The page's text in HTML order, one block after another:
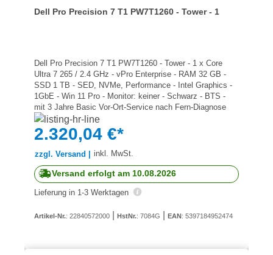
Dell Pro Precision 7 T1 PW7T1260 - Tower - 1
Dell Pro Precision 7 T1 PW7T1260 - Tower - 1 x Core
Ultra 7 265 / 2.4 GHz - vPro Enterprise - RAM 32 GB -
SSD 1 TB - SED, NVMe, Performance - Intel Graphics -
1GbE - Win 11 Pro - Monitor: keiner - Schwarz - BTS -
mit 3 Jahre Basic Vor-Ort-Service nach Fern-Diagnose
mit Hardware-Unterstützung nur für Partner
2.320,04 €*
zzgl. Versand | inkl. MwSt.
Versand erfolgt am 10.08.2026
Lieferung in 1-3 Werktagen
Artikel-Nr.: 22840572000 HstNr.: 7084G EAN: 5397184952474